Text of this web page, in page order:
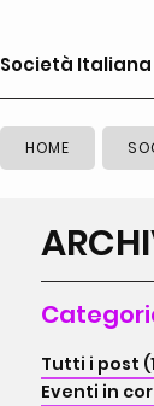
Società
HOME
Tutti i post
Eventi in